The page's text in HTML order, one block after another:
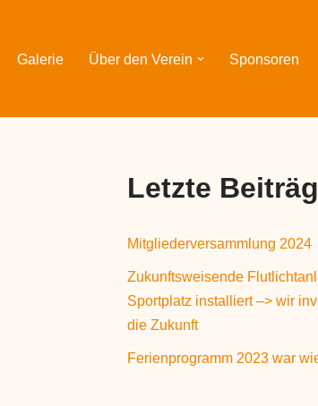
Galerie Über den Verein Sponsoren
Letzte
Mitgliederversammlung 2024
Zukunftsweisende
Sportplatz installiert –> wir
die Zukunft
Ferienprogramm 2023 war